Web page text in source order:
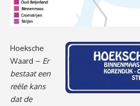
Hoeksche
Waard – Er
bestaat een
reële kans
dat de